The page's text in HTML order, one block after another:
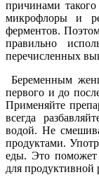
причинами
микрофлоры и
ферментов.
правильно
перечисленных
Беременным
первого и до
Применяйте
всегда
водой. Не
продуктами.
еды. Это поможет
для продуктивной